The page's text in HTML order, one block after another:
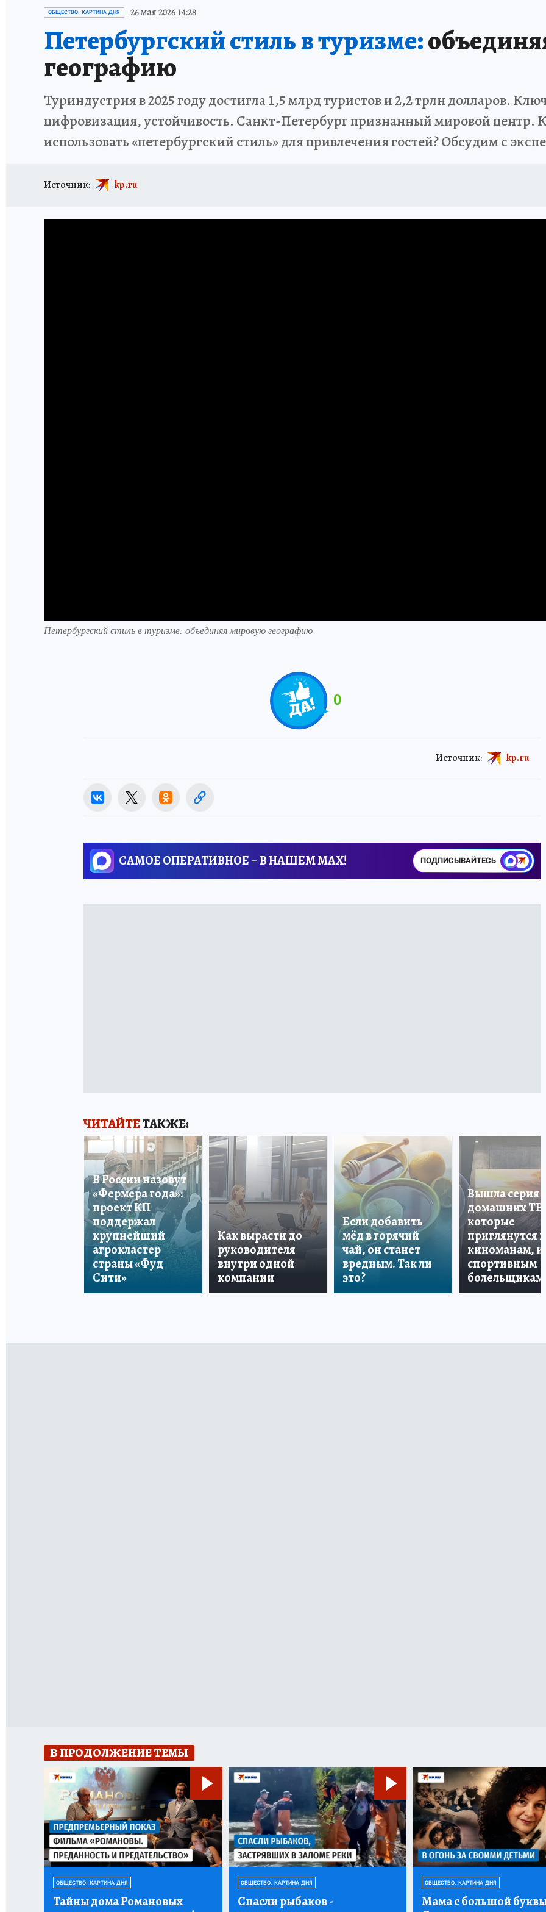
ИСПЫТАНО НА СЕБЕ
ОБЩЕСТВО: КАРТИНА ДНЯ 26 мая 2026 14:28
Петербургский стиль в туризме:
географию
Туриндустрия в 2025 году достигла 1,5 млрд туристов и 2,2 трлн долларов.
цифровизация, устойчивость. Санкт-Петербург признанный мировой центр.
использовать «петербургский стиль» для привлечения гостей? Обсудим с
Источник: kp.ru
Петербургский стиль в туризме: объединяя мировую географию
0
Источник: kp.ru
САМОЕ ОПЕРАТИВНОЕ – В НАШЕМ MAX! ПОДПИСЫВАЙТЕСЬ
ЧИТАЙТЕТАКЖЕ:
В России назовут
«Фермера года»:
проект КП
поддержал
крупнейший
агрокластер
страны «Фуд
Сити»
Как вырасти до
руководителя
внутри одной
компании
Если добавить
мёд в горячий
чай, он станет
вредным. Так ли
это?
Вышла серия
домашних ТВ,
которые
приглянутся и
киноманам, и
спортивным
болельщикам
В ПРОДОЛЖЕНИЕ ТЕМЫ
ОБЩЕСТВО: КАРТИНА ДНЯ
Тайны дома Романовых
ОБЩЕСТВО: КАРТИНА ДНЯ
Спасли рыбаков-
ОБЩЕСТВО: КАРТИНА ДНЯ
Мама с большой